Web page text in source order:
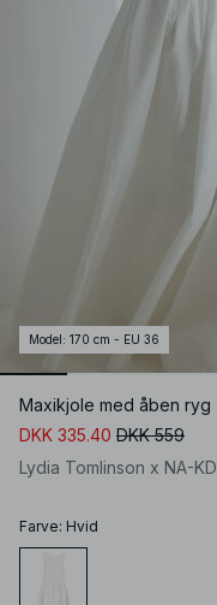
Model : 170 cm - EU 36
Maxikjole med åben ryg
DKK 335.40 DKK 559
Lydia Tomlinson x NA-KD
Farve: Hvid